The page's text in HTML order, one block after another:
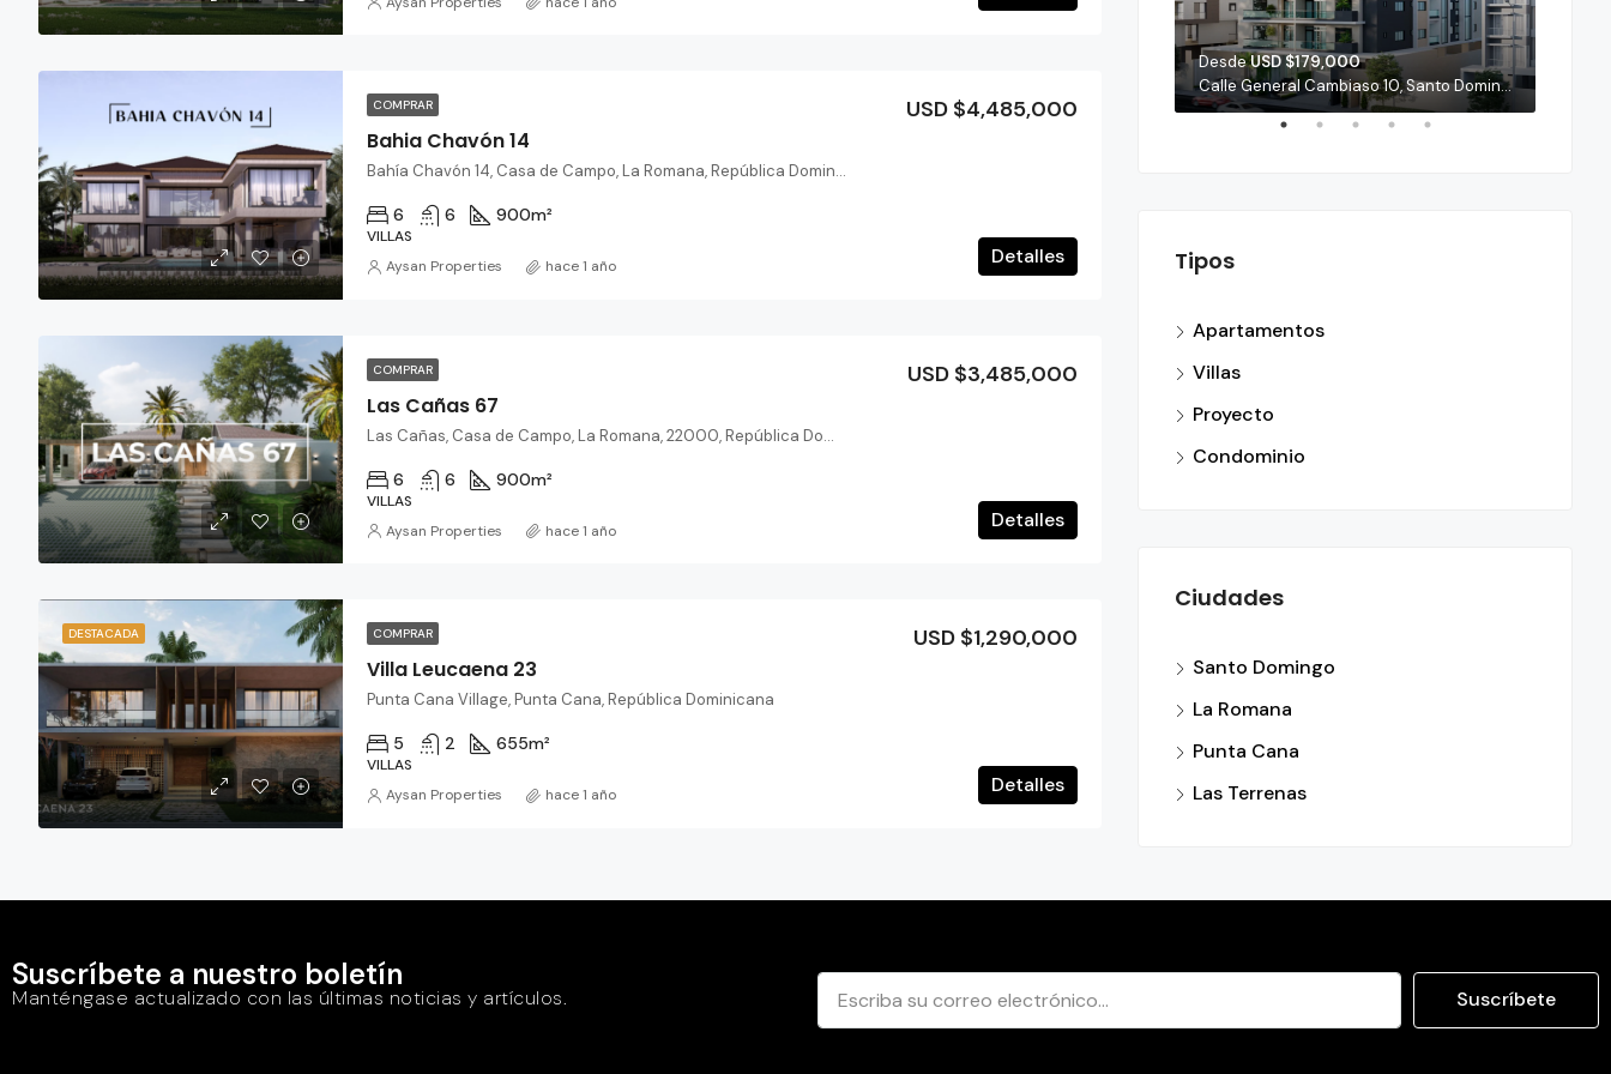
COMPRAR
Bahia Chavón 14
USD $4,485,000
Bahía Chavón 14, Casa de Campo, La Romana, República Dominicana
6 6 900m²
VILLAS
Detalles
Aysan Properties hace 1 año
COMPRAR
Las Cañas 67
USD $3,485,000
Las Cañas, Casa de Campo, La Romana, 22000, República Dominicana
6 6 900m²
VILLAS
Detalles
Aysan Properties hace 1 año
DESTACADA COMPRAR
Villa Leucaena 23
USD $1,290,000
Punta Cana Village, Punta Cana, República Dominicana
5 2 655m²
VILLAS
Detalles
Aysan Properties hace 1 año
DesdeUSD $179,000
Calle General Cambiaso 10, Santo Domingo, República Dominicana
Tipos
Apartamentos
Villas
Proyecto
Condominio
Ciudades
Santo Domingo
La Romana
Punta Cana
Las Terrenas
Suscríbete a nuestro boletín
Manténgase actualizado con las últimas noticias y artículos. Suscríbete